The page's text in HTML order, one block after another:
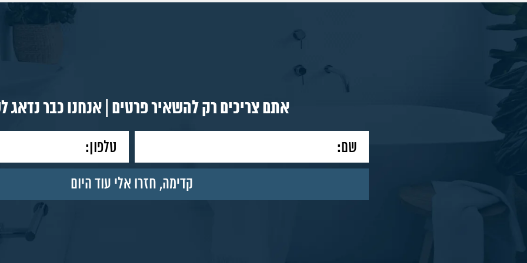
מאמרים
צור
אתם צריכים רק להשאיר פרטים | אנחנו כבר נדאג